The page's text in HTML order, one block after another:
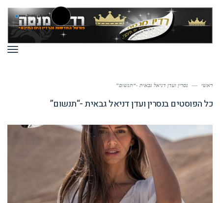
ראשי — נסרין ועדן דניאל גבאית -“תנשום”
כל הפוסטים בנסרין ועדן דניאל גבאית -“תנשום”